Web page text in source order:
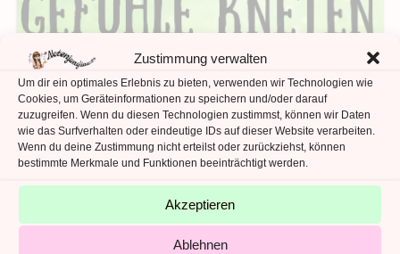
Zustimmung verwalten
Um dir ein optimales Erlebnis zu bieten, verwenden wir Technologien wie
Cookies, um Geräteinformationen zu speichern und/oder darauf
zuzugreifen. Wenn du diesen Technologien zustimmst, können wir Daten
wie das Surfverhalten oder eindeutige IDs auf dieser Website verarbeiten.
Wenn du deine Zustimmung nicht erteilst oder zurückziehst, können
bestimmte Merkmale und Funktionen beeinträchtigt werden.
Akzeptieren
Ablehnen